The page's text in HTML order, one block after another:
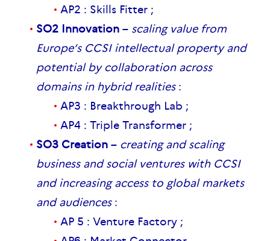
AP2 : Skills Fitter ;
SO2 Innovation – scaling value from
Europe’s CCSI intellectual property and
potential by collaboration across
domains in hybrid realities:
AP3 : Breakthrough Lab ;
AP4 : Triple Transformer ;
SO3 Creation – creating and scaling
business and social ventures with CCSI
and increasing access to global markets
and audiences :
AP 5 : Venture Factory ;